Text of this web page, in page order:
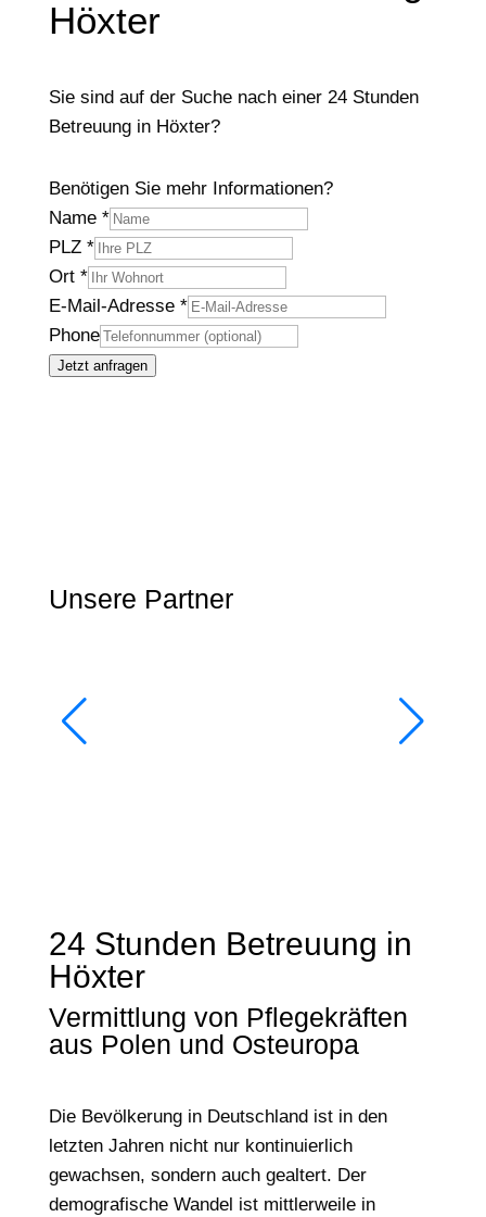
Höxter
Sie sind auf der Suche nach einer 24 Stunden
Betreuung in Höxter?
Benötigen Sie mehr Informationen?
Name *
PLZ *
Ort *
E-Mail-Adresse *
Phone
Jetzt anfragen
Unsere Partner
24 Stunden Betreuung in
Höxter
Vermittlung von Pflegekräften
aus Polen und Osteuropa
Die Bevölkerung in Deutschland ist in den
letzten Jahren nicht nur kontinuierlich
gewachsen, sondern auch gealtert. Der
demografische Wandel ist mittlerweile in